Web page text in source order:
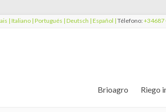
|Italiano | Portugués | Deutsch | Español | Télefono:+34687
Brioagro Riego